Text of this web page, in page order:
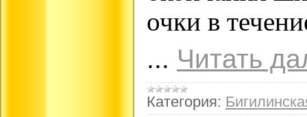
очки в
... Читать
Категория: